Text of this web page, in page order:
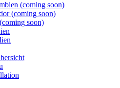
(coming soon)
(coming soon)
soon)